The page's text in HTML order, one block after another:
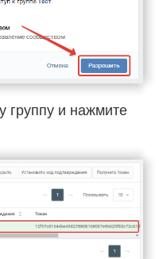
группу и нажмите